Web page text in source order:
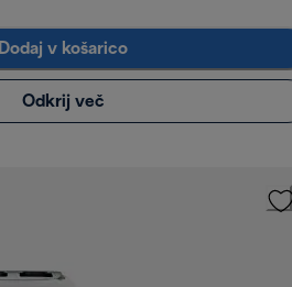
Dodaj v košarico
Odkrij več